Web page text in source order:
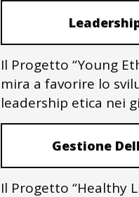
Il Progetto “Young
mira a favorire lo
leadership etica nei
Gestione
Il Progetto “Healthy